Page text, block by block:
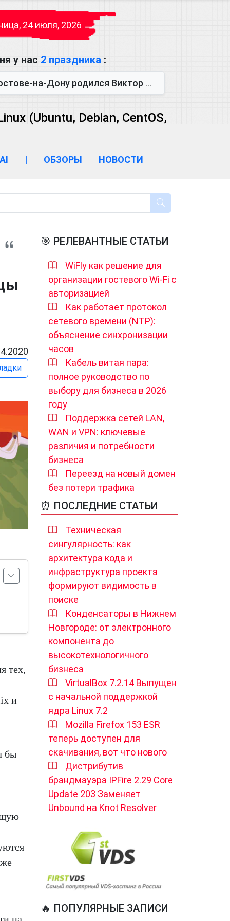
24 июля, 2026
у нас 2 праздника :
Виктор Михайлович Глушков. Под руководством Виктора Михайло...
(Ubuntu, Debian, CentOS,
AI | ОБЗОРЫ НОВОСТИ
тех,
и
бы
🎯 РЕЛЕВАНТНЫЕ СТАТЬИ
WiFly как решение для
организации гостевого Wi-Fi с
авторизацией
Как работает протокол
сетевого времени (NTP):
объяснение синхронизации
часов
Кабель витая пара:
полное руководство по
выбору для бизнеса в 2026
году
Поддержка сетей LAN,
WAN и VPN: ключевые
различия и потребности
бизнеса
Переезд на новый домен
без потери трафика
⏰ ПОСЛЕДНИЕ СТАТЬИ
Техническая
сингулярность: как
архитектура кода и
инфраструктура проекта
формируют видимость в
поиске
Конденсаторы в Нижнем
Новгороде: от электронного
компонента до
высокотехнологичного
бизнеса
VirtualBox 7.2.14 Выпущен
с начальной поддержкой
ядра Linux 7.2
Mozilla Firefox 153 ESR
теперь доступен для
скачивания, вот что нового
Дистрибутив
брандмауэра IPFire 2.29 Core
Update 203 Заменяет
Unbound на Knot Resolver
🔥 ПОПУЛЯРНЫЕ ЗАПИСИ